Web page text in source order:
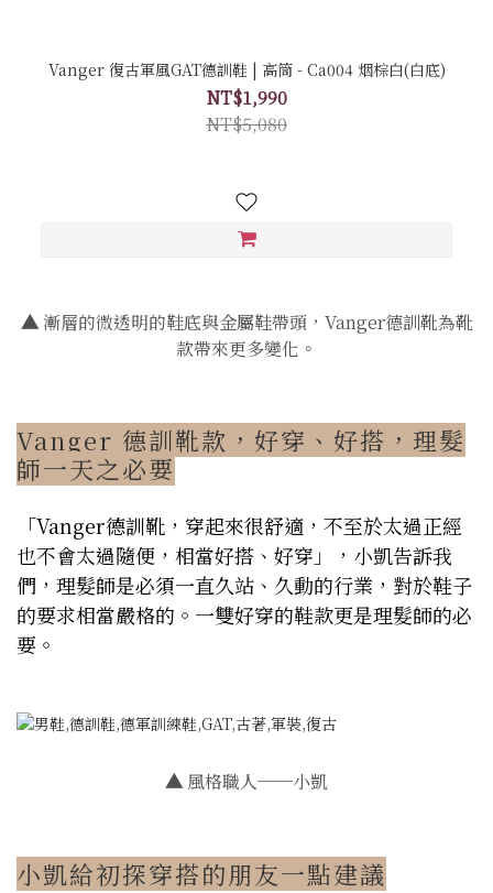
Vanger 復古軍風GAT德訓鞋 | 高筒 - Ca004 烟棕白(白底)
NT$1,990
NT$5,080
▲漸層的微透明的鞋底與金屬鞋帶頭，Vanger德訓靴為靴
款帶來更多變化。
Vanger 德訓靴款，好穿、好搭，理髮
師一天之必要
「Vanger德訓靴，穿起來很舒適，不至於太過正經
也不會太過隨便，相當好搭、好穿」，小凱告訴我
們，理髮師是必須一直久站、久動的行業，對於鞋子
的要求相當嚴格的。一雙好穿的鞋款更是理髮師的必
要。
▲風格職人──小凱
小凱給初探穿搭的朋友一點建議